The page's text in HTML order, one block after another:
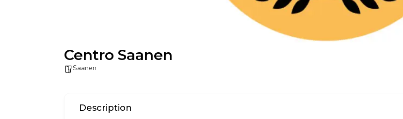
Centro Saanen
Saanen
Description